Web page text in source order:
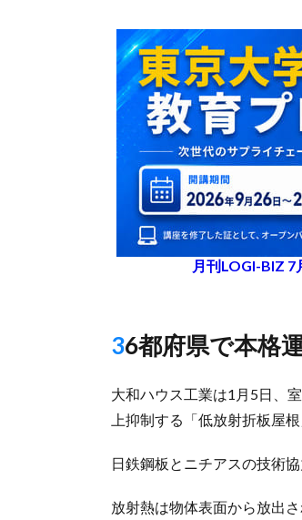
月刊LOGI-BIZ
36都府県で本格
大和ハウス工業は1月5日、
上抑制する「低放射折板屋
日鉄鋼板とニチアスの技術
放射熱は物体表面から放出